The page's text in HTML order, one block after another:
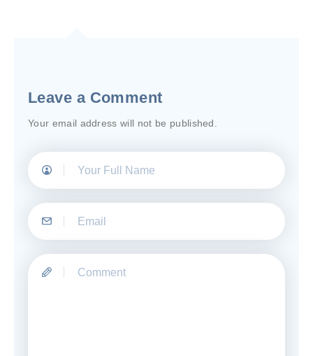
Leave a Comment
Your email address will not be published.